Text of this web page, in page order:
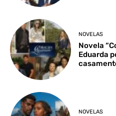
NOVELAS
Novela
Eduarda
NOVELAS